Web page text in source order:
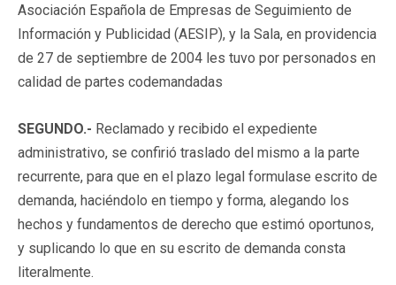
Asociación Española de Empresas de Seguimiento de
Información y Publicidad (AESIP), y la Sala, en providencia
de 27 de septiembre de 2004 les tuvo por personados en
calidad de partes codemandadas
SEGUNDO.- Reclamado y recibido el expediente
administrativo, se confirió traslado del mismo a la parte
recurrente, para que en el plazo legal formulase escrito de
demanda, haciéndolo en tiempo y forma, alegando los
hechos y fundamentos de derecho que estimó oportunos,
y suplicando lo que en su escrito de demanda consta
literalmente.